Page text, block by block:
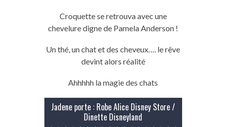
Croquette se retrouva avec une
chevelure digne de PamelaAnderson !
Un thé, un chat et des cheveux…. lerêve
devint alors réalité
Ahhhhh la magie des chats
Jadene porte : Robe Alice Disney Store /
Dinette Disneyland